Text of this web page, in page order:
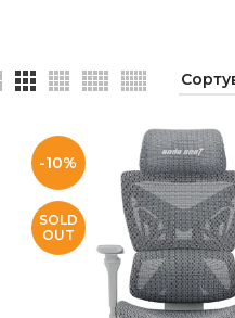
-10%
SOLD
OUT